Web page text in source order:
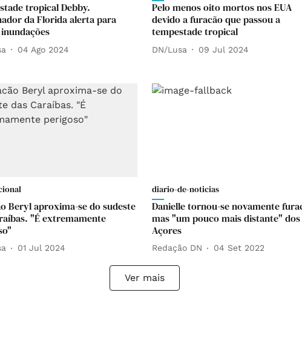
tropical Debby.
da Florida alerta para
04 Ago 2024
Pelo menos oito mortos nos EUA
devido a furacão que passou a
tempestade tropical
DN/Lusa 09 Jul 2024
Beryl aproxima-se do sudeste
"É extremamente
01 Jul 2024
diario-de-noticias
Danielle tornou-se novamente
mas "um pouco mais distante" dos
Açores
Redação DN 04 Set 2022
Ver mais